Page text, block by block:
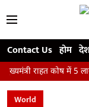
Contact Us होम
कोष में 5 लाख रुपए
World